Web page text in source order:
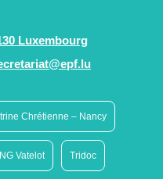
Luxembourg
Chrétienne – Nancy
Vatelot Tridoc